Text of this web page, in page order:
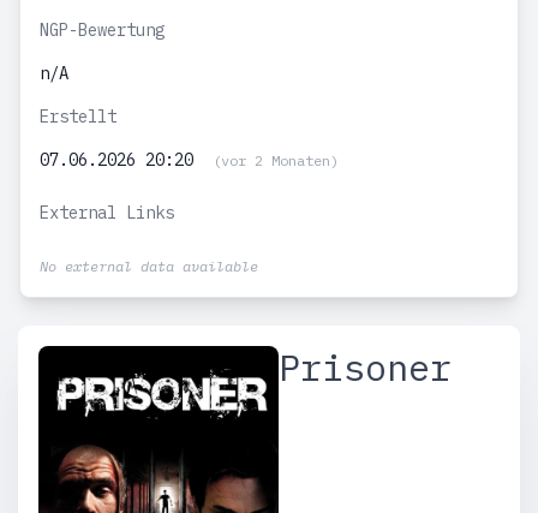
NGP-Bewertung
n/A
Erstellt
07.06.2026 20:20
(vor 2 Monaten)
External Links
No external data available
Prisoner